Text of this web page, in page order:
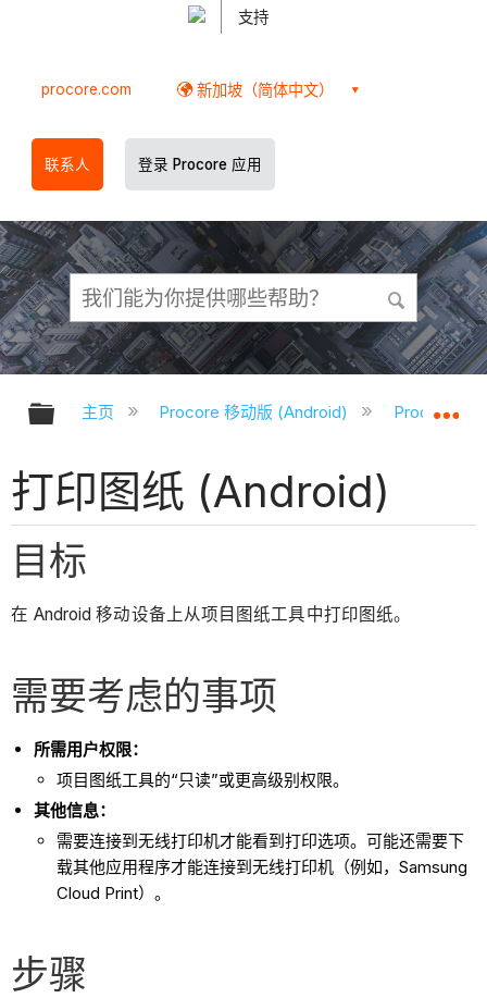
支持
procore.com 新加坡（简体中文）
联系人 登录 Procore 应用
扩展/隐缩全局层次
主页 Procore 移动版 (Android) Procore
打印图纸 (Android)
目标
在 Android 移动设备上从项目图纸工具中打印图纸。
需要考虑的事项
所需用户权限：
项目图纸工具的“只读”或更高级别权限。
其他信息：
需要连接到无线打印机才能看到打印选项。可能还需要下
载其他应用程序才能连接到无线打印机（例如，Samsung
Cloud Print）。
步骤